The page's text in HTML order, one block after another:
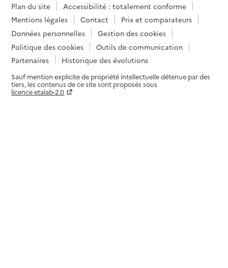
Plan du site
Accessibilité : totalement conforme
Mentions légales
Contact
Prix et comparateurs
Données personnelles
Gestion des cookies
Politique des cookies
Outils de communication
Partenaires
Historique des évolutions
Sauf mention explicite de propriété intellectuelle détenue par des
tiers, les contenus de ce site sont proposés sous
licence etalab-2.0